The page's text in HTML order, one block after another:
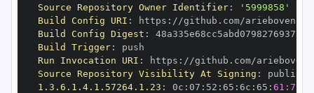
Source Repository Owner Identifier:
'5999858'
Build Config URI : https :
Build Config Digest :
Build Trigger:
Run Invocation URI : https :
Source Repository Visibility At Signing :
1.3.6.1.4.1.57264.1.23 : 0c : 07 : 52 : 65 : 6c : 65 :